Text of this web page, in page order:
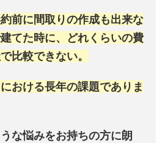
前に間取りの作成も出来な
てた時に、どれくらいの費
比較できない。
おける長年の課題でありま
な悩みをお持ちの方に朗